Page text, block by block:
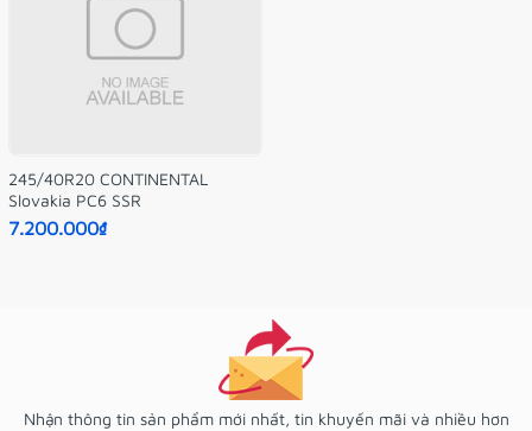
245/40R20 CONTINENTAL
Slovakia PC6 SSR
7.200.000₫
Nhận thông tin sản phẩm mới nhất, tin khuyến mãi và nhiều hơn